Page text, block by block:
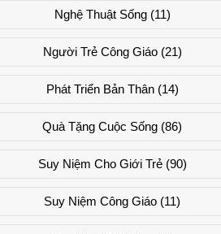
Nghệ Thuật Sống(11)
Người Trẻ Công Giáo(21)
Phát Triển Bản Thân(14)
Quà Tặng Cuộc Sống (86)
Suy Niệm Cho Giới Trẻ(90)
Suy Niệm Công Giáo (11)